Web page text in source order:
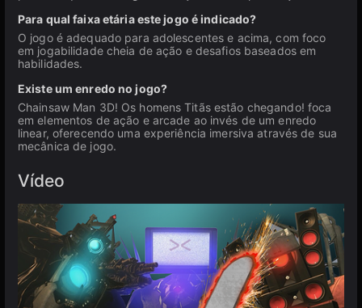
Para qual faixa etária este jogo é indicado?
O jogo é adequado para adolescentes e acima, com foco
em jogabilidade cheia de ação e desafios baseados em
habilidades.
Existe um enredo no jogo?
Chainsaw Man 3D! Os homens Titãs estão chegando! foca
em elementos de ação e arcade ao invés de um enredo
linear, oferecendo uma experiência imersiva através de sua
mecânica de jogo.
Vídeo